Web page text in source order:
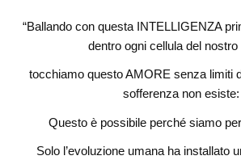
“Ballando con questa INTELLIGENZA
dentro ogni cellula del nostro
tocchiamo questo AMORE senza limiti
sofferenza non esiste:
Questo è possibile perché siamo
Solo l’evoluzione umana ha installato